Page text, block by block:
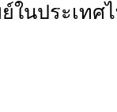
ในประเทศ